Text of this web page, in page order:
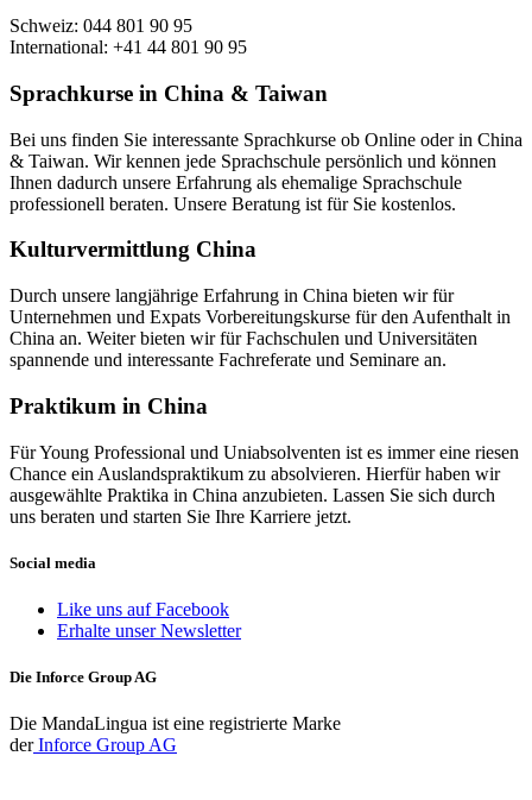
Schweiz: 044 801 90 95
International: +41 44 801 90 95
Sprachkurse in China & Taiwan
Bei uns finden Sie interessante Sprachkurse ob Online oder in China
& Taiwan. Wir kennen jede Sprachschule persönlich und können
Ihnen dadurch unsere Erfahrung als ehemalige Sprachschule
professionell beraten. Unsere Beratung ist für Sie kostenlos.
Kulturvermittlung China
Durch unsere langjährige Erfahrung in China bieten wir für
Unternehmen und Expats Vorbereitungskurse für den Aufenthalt in
China an. Weiter bieten wir für Fachschulen und Universitäten
spannende und interessante Fachreferate und Seminare an.
Praktikum in China
Für Young Professional und Uniabsolventen ist es immer eine riesen
Chance ein Auslandspraktikum zu absolvieren. Hierfür haben wir
ausgewählte Praktika in China anzubieten. Lassen Sie sich durch
uns beraten und starten Sie Ihre Karriere jetzt.
Social media
Like uns auf Facebook
Erhalte unser Newsletter
Die Inforce Group AG
Die MandaLingua ist eine registrierte Marke
derInforce Group AG